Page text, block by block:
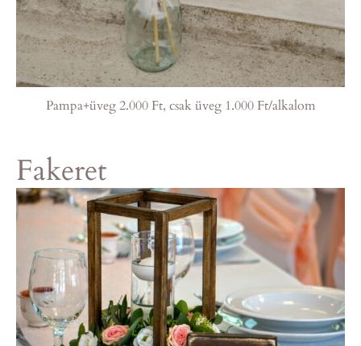
Pampa+üveg 2.000 Ft, csak üveg 1.000 Ft/alkalom
Fakeret